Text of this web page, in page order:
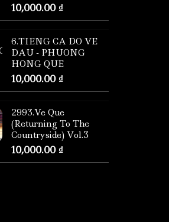
10,000.00 ₫
6.TIENG CA DO VE
DAU - PHUONG
HONG QUE
10,000.00 ₫
2993.Ve Que
(Returning To The
Countryside) Vol.3
10,000.00 ₫